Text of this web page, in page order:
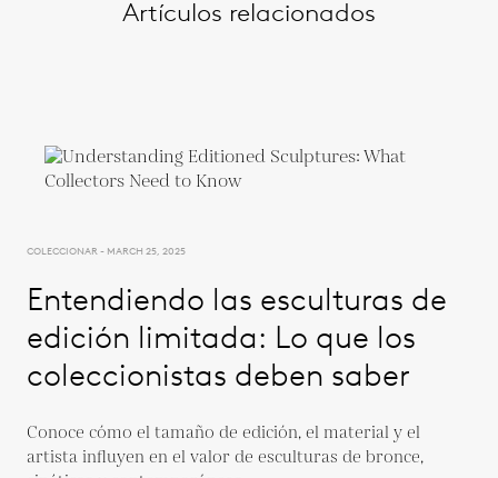
Artículos relacionados
COLECCIONAR - MARCH 25, 2025
Entendiendo las esculturas de
edición limitada: Lo que los
coleccionistas deben saber
Conoce cómo el tamaño de edición, el material y el
artista influyen en el valor de esculturas de bronce,